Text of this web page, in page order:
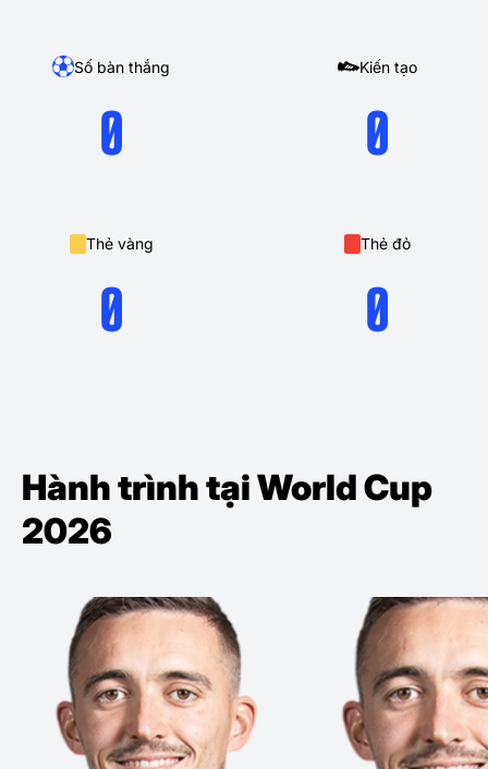
Số bàn thắng
0
Kiến tạo
0
Thẻ vàng
0
Thẻ đỏ
0
Hành trình tại World Cup
2026